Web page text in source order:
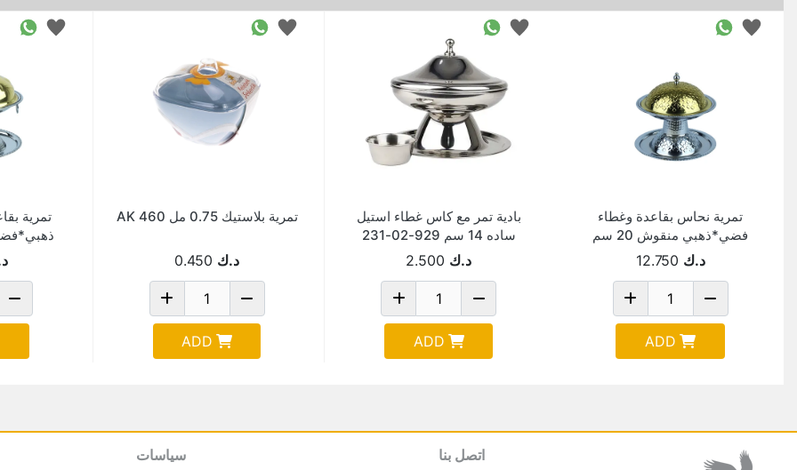
تمرية نحاس بقاعدة وغطاء
فضي*ذهبي منقوش 20 سم
BDB-405/20-LG
د.ك 12.750
ADD
بادية تمر مع كاس غطاء استيل
ساده 14 سم 929-02-231
د.ك 2.500
ADD
تمرية بلاستيك 0.75 مل AK 460
د.ك 0.450
ADD
تمرية
اتصل بنا سياسات